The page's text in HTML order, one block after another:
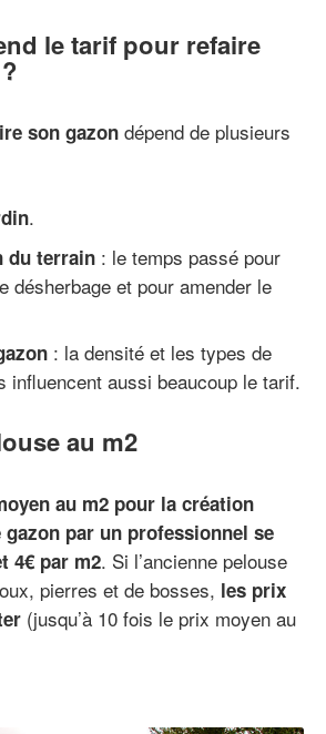
le tarif pour refaire
son gazon dépend de plusieurs
.
du terrain : le temps passé pour
désherbage et pour amender le
: la densité et les types de
influencent aussi beaucoup le tarif.
au m2
au m2 pour la création
gazon par un professionnel se
4€ par m2. Si l’ancienne pelouse
pierres et de bosses, les prix
(jusqu’à 10 fois le prix moyen au